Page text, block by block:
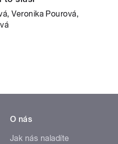
Veronika Pourová,
O nás
Jak nás naladíte